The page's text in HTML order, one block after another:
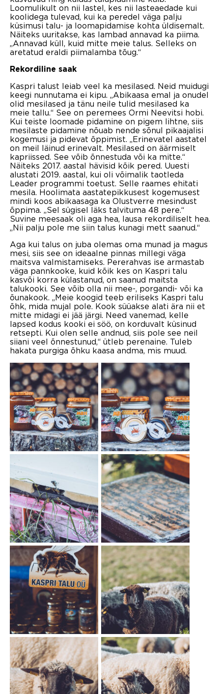
Loomulikult on nii lastel, kes nii lasteaedade kui
koolidega tulevad, kui ka peredel väga palju
küsimusi talu- ja loomapidamise kohta üldisemalt.
Näiteks uuritakse, kas lambad annavad ka piima.
„Annavad küll, kuid mitte meie talus. Selleks on
aretatud eraldi piimalamba tõug.“
Rekordiline saak
Kaspri talust leiab veel ka mesilased. Neid muidugi
keegi nunnutama ei kipu. „Abikaasa emal ja onudel
olid mesilased ja tänu neile tulid mesilased ka
meie tallu.“ See on peremees Ormi Neevitsi hobi.
Kui teiste loomade pidamine on pigem lihtne, siis
mesilaste pidamine nõuab nende sõnul pikaajalisi
kogemusi ja pidevat õppimist. „Erinevatel aastatel
on meil läinud erinevalt. Mesilased on äärmiselt
kapriissed. See võib õnnestuda või ka mitte.“
Näiteks 2017. aastal hävisid kõik pered. Uuesti
alustati 2019. aastal, kui oli võimalik taotleda
Leader programmi toetust. Selle raames ehitati
mesila. Hoolimata aastatepikkusest kogemusest
mindi koos abikaasaga ka Olustverre mesindust
õppima. „Sel sügisel läks talvituma 48 pere.“
Suvine meesaak oli aga hea, lausa rekordiliselt hea.
„Nii palju pole me siin talus kunagi mett saanud.“
Aga kui talus on juba olemas oma munad ja magus
mesi, siis see on ideaalne pinnas millegi väga
maitsva valmistamiseks. Pererahvas ise armastab
väga pannkooke, kuid kõik kes on Kaspri talu
kasvõi korra külastanud, on saanud maitsta
talukooki. See võib olla nii mee-, porgandi- või ka
õunakook. „Meie koogid teeb eriliseks Kaspri talu
õhk, mida mujal pole. Kook süüakse alati ära nii et
mitte midagi ei jää järgi. Need vanemad, kelle
lapsed kodus kooki ei söö, on korduvalt küsinud
retsepti. Kui olen selle andnud, siis pole see neil
siiani veel õnnestunud,“ ütleb perenaine. Tuleb
hakata purgiga õhku kaasa andma, mis muud.